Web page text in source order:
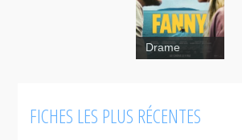
Fanny
Drame
FICHES LES PLUS RÉCENTES